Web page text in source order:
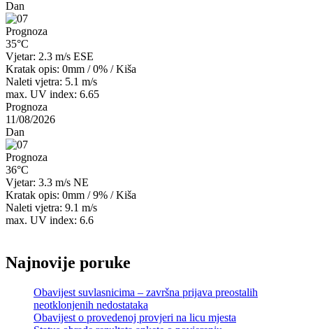
Dan
Prognoza
35°C
Vjetar: 2.3 m/s ESE
Kratak opis: 0mm /0% /Kiša
Naleti vjetra: 5.1 m/s
max. UV index: 6.65
Prognoza
11/08/2026
Dan
Prognoza
36°C
Vjetar: 3.3 m/s NE
Kratak opis: 0mm /9% /Kiša
Naleti vjetra: 9.1 m/s
max. UV index: 6.6
Najnovije poruke
Obavijest suvlasnicima – završna prijava preostalih
neotklonjenih nedostataka
Obavijest o provedenoj provjeri na licu mjesta